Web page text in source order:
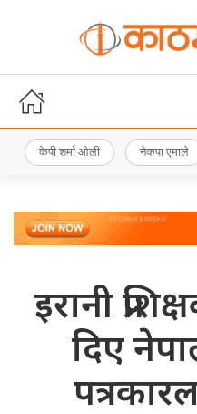
केपी शर्मा ओली नेकपा एमाले
इरानी
दिए